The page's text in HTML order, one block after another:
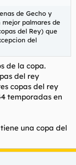
de Gecho y
palmares de
del Rey) que
del
de la copa.
del rey
copas del rey
temporadas en
una copa del